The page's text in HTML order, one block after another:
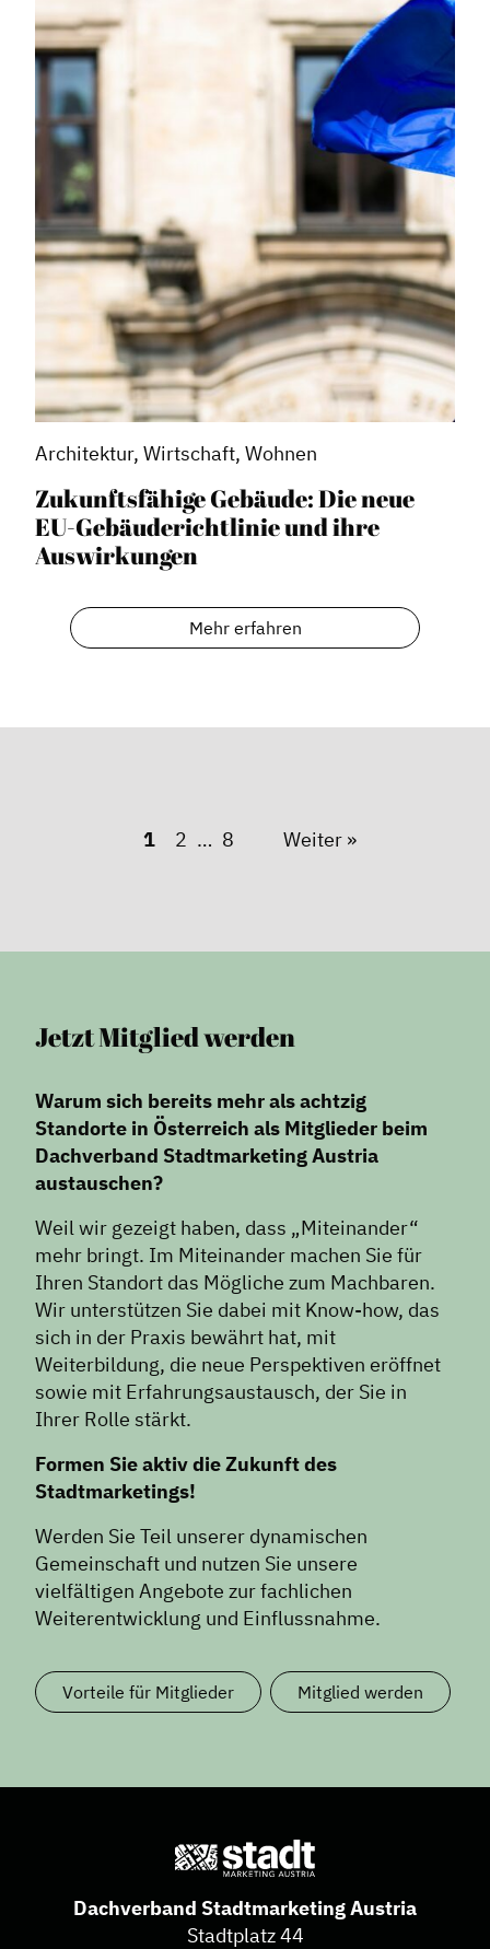
Architektur, Wirtschaft, Wohnen
Zukunftsfähige Gebäude: Die neue
EU-Gebäuderichtlinie und ihre
Auswirkungen
Mehr erfahren
1 2 8 Weiter »
Jetzt Mitglied werden
Warum sich bereits mehr als achtzig
Standorte in Österreich als Mitglieder beim
Dachverband Stadtmarketing Austria
austauschen?
Weil wir gezeigt haben, dass „Miteinander“
mehr bringt. Im Miteinander machen Sie für
Ihren Standort das Mögliche zum Machbaren.
Wir unterstützen Sie dabei mit Know-how, das
sich in der Praxis bewährt hat, mit
Weiterbildung, die neue Perspektiven eröffnet
sowie mit Erfahrungsaustausch, der Sie in
Ihrer Rolle stärkt.
Formen Sie aktiv die Zukunft des
Stadtmarketings!
Werden Sie Teil unserer dynamischen
Gemeinschaft und nutzen Sie unsere
vielfältigen Angebote zur fachlichen
Weiterentwicklung und Einflussnahme.
Vorteile für Mitglieder Mitglied werden
Dachverband Stadtmarketing Austria
Stadtplatz 44